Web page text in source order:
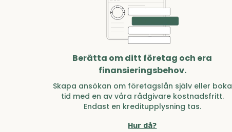
Berätta om ditt företag och era
finansieringsbehov.
Skapa ansökan om företagslån själv eller boka
tid med en av våra rådgivare kostnadsfritt.
Endast en kreditupplysning tas.
Hur då?